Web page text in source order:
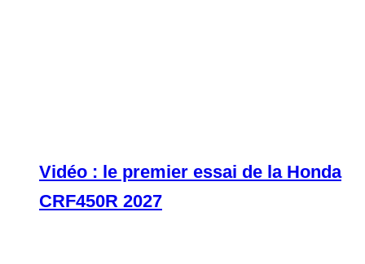
Vidéo : le premier essai de la Honda
CRF450R 2027